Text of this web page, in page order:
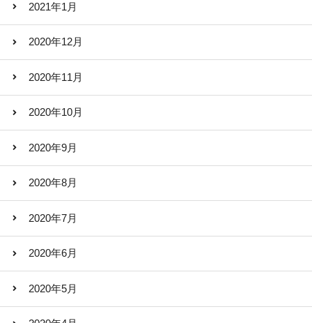
2021年1月
2020年12月
2020年11月
2020年10月
2020年9月
2020年8月
2020年7月
2020年6月
2020年5月